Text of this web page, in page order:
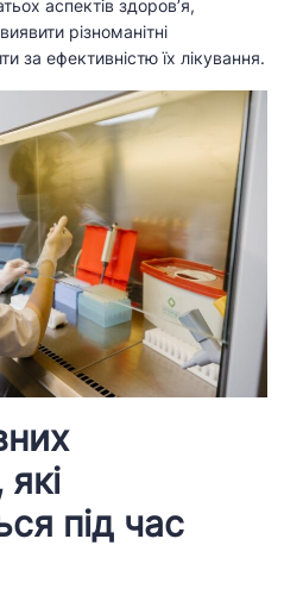
аспектів здоров’я,
різноманітні
за ефективністю їх лікування.
під час